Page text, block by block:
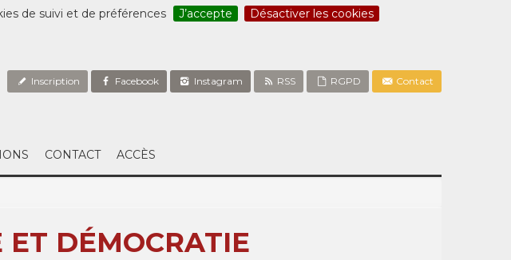
de suivi et de préférences J’accepte Désactiver les cookies
Inscription Facebook Instagram RSS RGPD Contact
CONTACT ACCÈS
ET DÉMOCRATIE